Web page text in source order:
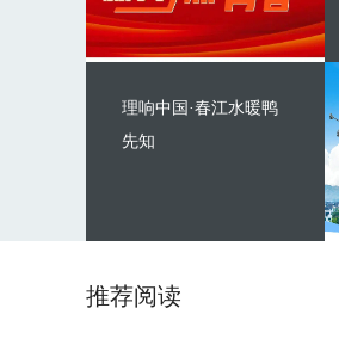
理响中国·春江水暖鸭
先知
推荐阅读